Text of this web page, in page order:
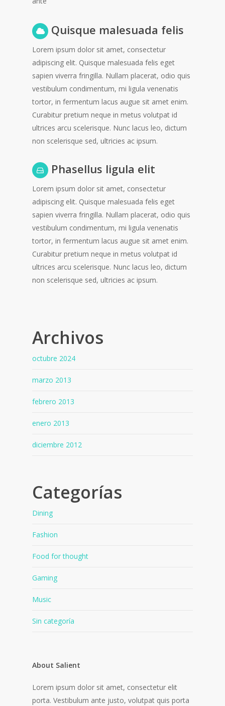
Quisque malesuada felis
Lorem ipsum dolor sit amet, consectetur
adipiscing elit. Quisque malesuada felis eget
sapien viverra fringilla. Nullam placerat, odio quis
vestibulum condimentum, mi ligula venenatis
tortor, in fermentum lacus augue sit amet enim.
Curabitur pretium neque in metus volutpat id
ultrices arcu scelerisque. Nunc lacus leo, dictum
non scelerisque sed, ultricies ac ipsum.
Phasellus ligula elit
Lorem ipsum dolor sit amet, consectetur
adipiscing elit. Quisque malesuada felis eget
sapien viverra fringilla. Nullam placerat, odio quis
vestibulum condimentum, mi ligula venenatis
tortor, in fermentum lacus augue sit amet enim.
Curabitur pretium neque in metus volutpat id
ultrices arcu scelerisque. Nunc lacus leo, dictum
non scelerisque sed, ultricies ac ipsum.
Archivos
octubre 2024
marzo 2013
febrero 2013
enero 2013
diciembre 2012
Categorías
Dining
Fashion
Food for thought
Gaming
Music
Sin categoría
About Salient
Lorem ipsum dolor sit amet, consectetur elit
porta. Vestibulum ante justo, volutpat quis porta